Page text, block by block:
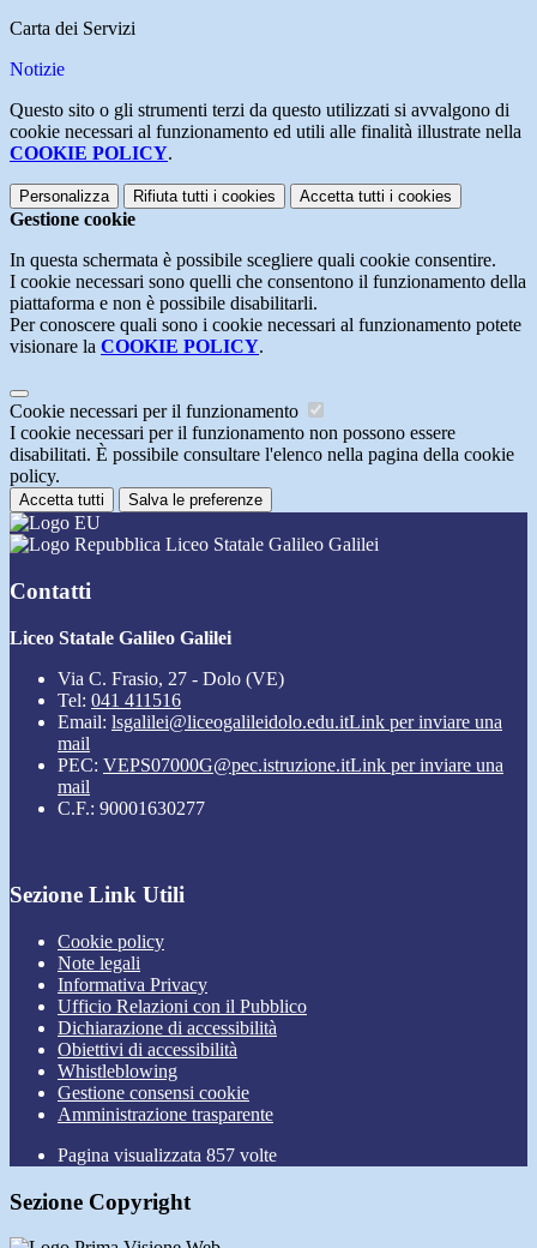
Carta dei Servizi
Notizie
Questo sito o gli strumenti terzi da questo utilizzati si avvalgono di
cookie necessari al funzionamento ed utili alle finalità illustrate nella
COOKIE POLICY.
Personalizza Rifiuta tutti i cookies Accetta tutti i cookies
Gestione cookie
In questa schermata è possibile scegliere quali cookie consentire.
I cookie necessari sono quelli che consentono il funzionamento della
piattaforma e non è possibile disabilitarli.
Per conoscere quali sono i cookie necessari al funzionamento potete
visionare la COOKIE POLICY.
Cookie necessari per il funzionamento
I cookie necessari per il funzionamento non possono essere
disabilitati. È possibile consultare l'elenco nella pagina della cookie
policy.
Accetta tutti Salva le preferenze
Liceo Statale Galileo Galilei
Contatti
Liceo Statale Galileo Galilei
Via C. Frasio, 27 - Dolo (VE)
Tel: 041 411516
Email: lsgalilei@liceogalileidolo.edu.itLink per inviare una
mail
PEC: VEPS07000G@pec.istruzione.itLink per inviare una
mail
C.F.: 90001630277
Sezione Link Utili
Cookie policy
Note legali
Informativa Privacy
Ufficio Relazioni con il Pubblico
Dichiarazione di accessibilità
Obiettivi di accessibilità
Whistleblowing
Gestione consensi cookie
Amministrazione trasparente
Pagina visualizzata 857 volte
Sezione Copyright